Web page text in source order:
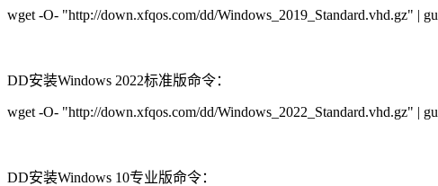
wget -O- "http://down.xfqos.com/dd/Windows_2019_Standard.vhd.gz" |
DD安装Windows 2022标准版命令：
wget -O- "http://down.xfqos.com/dd/Windows_2022_Standard.vhd.gz" |
DD安装Windows 10专业版命令：